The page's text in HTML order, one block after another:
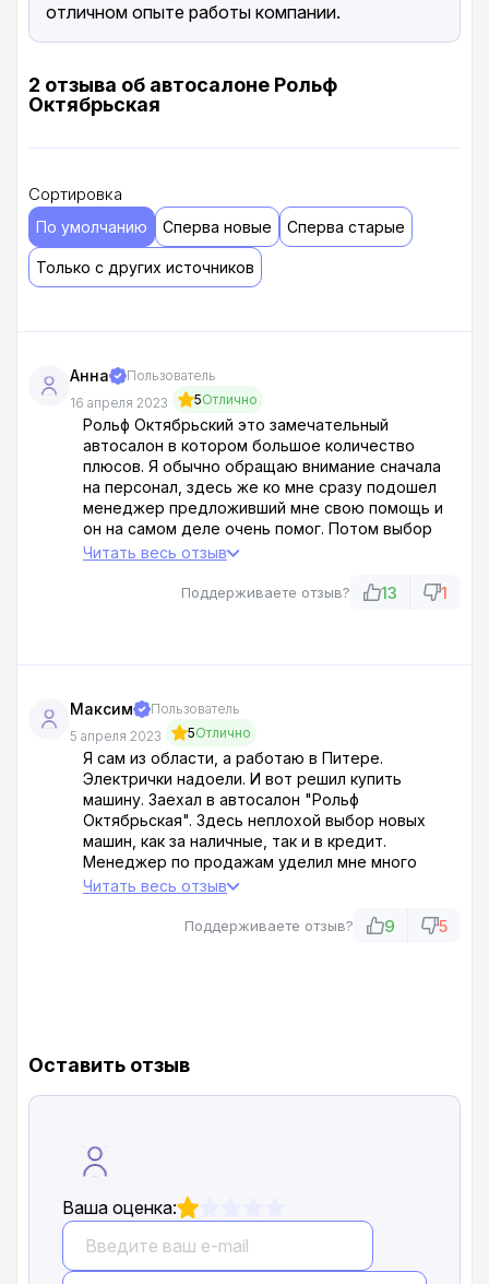
отличном опыте работы компании.
2 отзыва об автосалоне Рольф
Октябрьская
Сортировка
По умолчанию Сперва новые Сперва старые
Только с других источников
Анна
Пользователь
16 апреля 2023
5Отлично
Рольф Октябрьский это замечательный
автосалон в котором большое количество
плюсов. Я обычно обращаю внимание сначала
на персонал, здесь же ко мне сразу подошел
менеджер предложивший мне свою помощь и
он на самом деле очень помог. Потом выбор
автомобилей так же большой, и расцветки
определенной моделью иначе моему
Читать весь отзыв
Поддерживаете отзыв? 13 1
Максим
Пользователь
5 апреля 2023
5Отлично
Я сам из области, а работаю в Питере.
Электрички надоели. И вот решил купить
машину. Заехал в автосалон "Рольф
Октябрьская". Здесь неплохой выбор новых
машин, как за наличные, так и в кредит.
Менеджер по продажам уделил мне много
времени, пока я не определился с выбором.
вместительная машина в хорошей
Читать весь отзыв
Поддерживаете отзыв? 9 5
Оставить отзыв
Ваша оценка: